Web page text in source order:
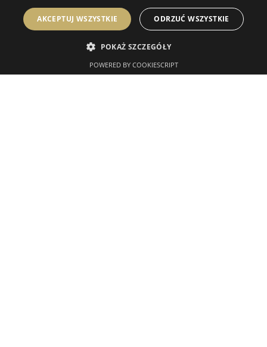
Komentarz sklepu
Dziękujemy za miłe słowa! Doceniamy czas poświęcony
0
AKCEPTUJ WSZYSTKIE ODRZUĆ WSZYSTKIE
POKAŻ SZCZEGÓŁY
POWERED BY COOKIESCRIPT